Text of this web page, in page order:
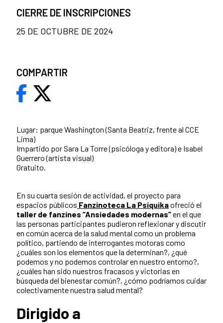
Lugar: parque Washington (Santa Beatriz, frente al CCE
Lima)
Impartido por Sara La Torre (psicóloga y editora) e Isabel
Guerrero (artista visual)
Gratuito.
En su cuarta sesión de actividad, el proyecto para
espacios públicos Fanzinoteca La Psíquikaofreció el
taller de fanzines “Ansiedades modernas”en el que
las personas participantes pudieron reflexionar y discutir
en común acerca de la salud mental como un problema
político, partiendo de interrogantes motoras como
¿cuáles son los elementos que la determinan?, ¿qué
podemos y no podemos controlar en nuestro entorno?,
¿cuáles han sido nuestros fracasos y victorias en
búsqueda del bienestar común?, ¿cómo podríamos cuidar
colectivamente nuestra salud mental?
Dirigido a
CIERRE DE INSCRIPCIONES
25 DE OCTUBRE DE 2024
COMPARTIR